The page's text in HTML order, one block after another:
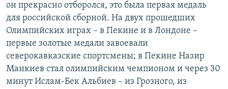
он прекрасно отборолся, это была первая медаль
для российской сборной. На двух прошедших
Олимпийских играх – в Пекине и в Лондоне –
первые золотые медали завоевали
северокавказские спортсмены; в Пекине Назир
Манкиев стал олимпийским чемпионом и через 30
минут Ислам-Бек Альбиев – из Грозного, из